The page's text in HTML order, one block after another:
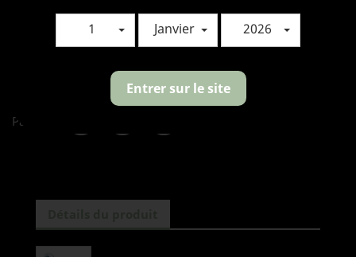
 AJOUTER AU PANIER
Produit disponible avec d'autres options
Partager
1 Janvier 2026
Entrer sur le site